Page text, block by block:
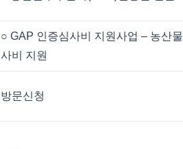
○ GAP 인증심사비 지원사업 – 농산
사비 지원
방문신청